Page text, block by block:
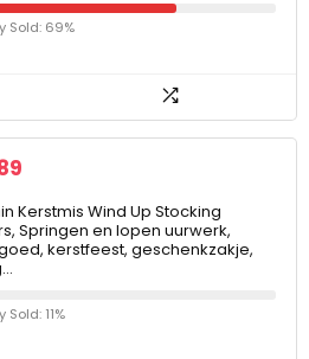
Sold: 69%
Kerstmis Wind Up Stocking
Springen en lopen uurwerk,
kerstfeest, geschenkzakje,
11%